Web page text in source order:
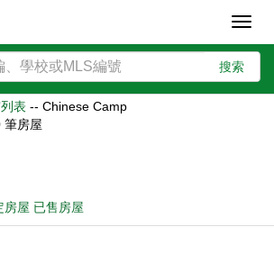
搜索
表 -- Chinese Camp
筆房屋
房屋 已售房屋